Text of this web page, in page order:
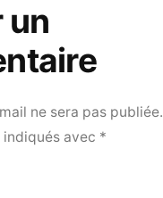
un
ne sera pas publiée.
avec *